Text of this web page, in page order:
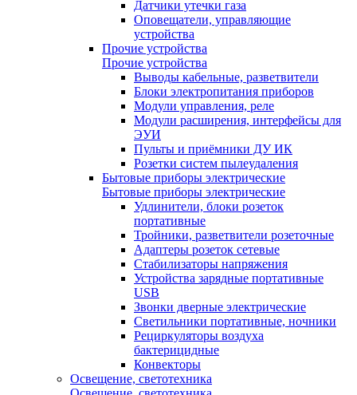
Датчики утечки газа
Оповещатели, управляющие
устройства
Прочие устройства
Прочие устройства
Выводы кабельные, разветвители
Блоки электропитания приборов
Модули управления, реле
Модули расширения, интерфейсы для
ЭУИ
Пульты и приёмники ДУ ИК
Розетки систем пылеудаления
Бытовые приборы электрические
Бытовые приборы электрические
Удлинители, блоки розеток
портативные
Тройники, разветвители розеточные
Адаптеры розеток сетевые
Стабилизаторы напряжения
Устройства зарядные портативные
USB
Звонки дверные электрические
Светильники портативные, ночники
Рециркуляторы воздуха
бактерицидные
Конвекторы
Освещение, светотехника